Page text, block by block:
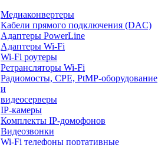
Медиаконвертеры
Кабели прямого подключения (DAC)
Адаптеры PowerLine
Адаптеры Wi-Fi
Wi-Fi роутеры
Ретрансляторы Wi-Fi
Радиомосты, CPE, PtMP-оборудование
видеосерверы
IP-камеры
Комплекты IP-домофонов
Видеозвонки
Wi-Fi телефоны портативные